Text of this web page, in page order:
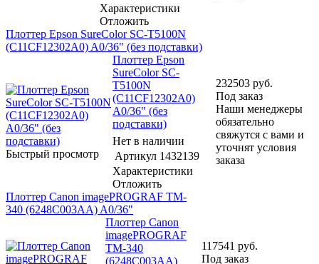
Характеристики
Отложить
Плоттер Epson SureColor SC-T5100N
(C11CF12302A0) A0/36" (без подставки)
Быстрый просмотр
Плоттер Epson
SureColor SC-
T5100N
(C11CF12302A0)
A0/36" (без
подставки)
Нет в наличии
Артикул 1432139
Характеристики
Отложить
232503 руб.
Под заказ
Наши менеджеры
обязательно
свяжутся с вами и
уточнят условия
заказа
Плоттер Canon imagePROGRAF TM-
340 (6248C003AA) A0/36"
Плоттер Canon
imagePROGRAF
TM-340
(6248C003AA)
117541 руб.
Под заказ